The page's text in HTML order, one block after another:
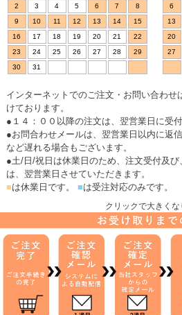
2
3 4 5 6 7
8
9
10 11 12 13 14
15
16
17 18 19 20 21
22
23
24 25 26 27 28
29
30
31
6
13
20
27
インターネットでのご注文・お問い合わせ
けております。
●１４：００以降の注文は、翌営業日に受
●お問合わせメールは、翌営業日以内に返
など遅れる場合もございます。
●土/日/祝日は休業日のため、注文受付及
は、翌営業日させていただきます。
■は休業日です。 ■は受注対応のみです。
クリックで大きくな